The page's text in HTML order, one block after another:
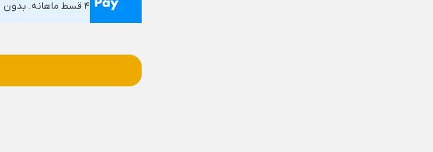
۴ قسط ماهانه. بدون سود، چک و ضامن.